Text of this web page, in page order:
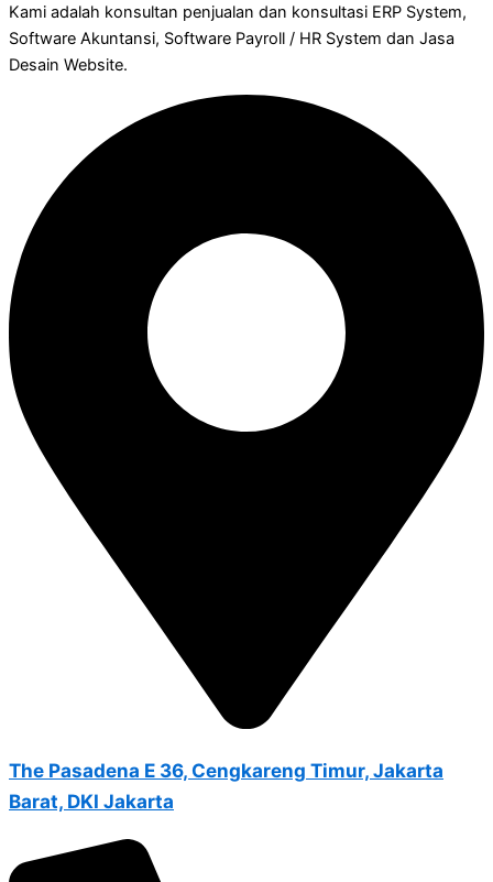
Kami adalah konsultan penjualan dan konsultasi ERP System,
Software Akuntansi, Software Payroll / HR System dan Jasa
Desain Website.
The Pasadena E 36, Cengkareng Timur, Jakarta
Barat, DKI Jakarta